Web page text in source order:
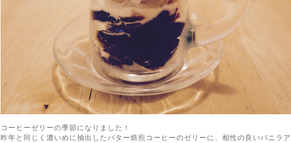
コーヒーゼリーの季節になりました！
昨年と同じく濃いめに抽出したバター焙煎コーヒーのゼリーに、相性の良いバニラ